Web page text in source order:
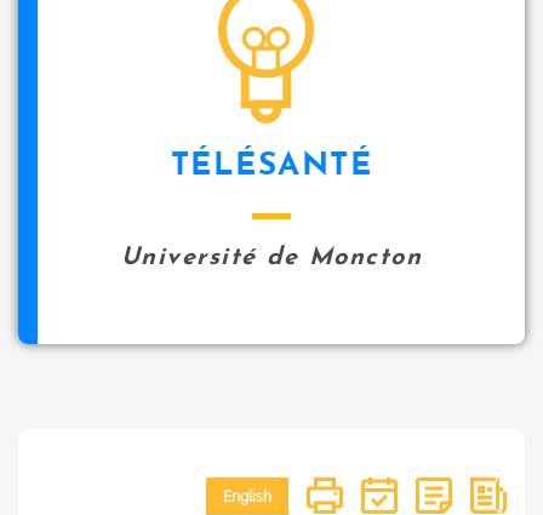
TÉLÉSANTÉ
Université de Moncton
English